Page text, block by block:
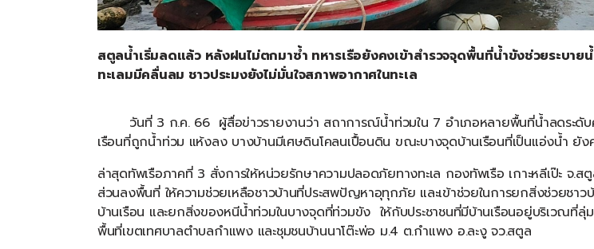
สตูลน้ำเริ่มลดแล้ว หลังฝนไม่ตกมาซ้ำ ทหารเรือยังคงเข้าสำรวจจุดพื้นที่น้ำขังช่วยระบาย
ทะเลมมีคลื่นลม ชาวประมงยังไม่มั่นใจสภาพอากาศในทะเล
วันที่3 ก.ค. 66 ผู้สื่อข่าวรายงานว่า สถาการณ์น้ำท่วมใน 7 อำเภอหลายพื้นที่น้ำลดระดั
เรือนที่ถูกน้ำท่วม แห้งลง บางบ้านมีเศษดินโคลนเปื้อนดิน ขณะบางจุดบ้านเรือนที่เป็นแอ่งน้ำ ยัง
ล่าสุดทัพเรือภาคที่3 สั่งการให้หน่วยรักษาความปลอดภัยทางทะเล กองทัพเรือ เกาะหลีเป๊ะ จ.ส
ส่วนลงพื้นที่ ให้ความช่วยเหลือชาวบ้านที่ประสพปัญหาอุทุกภัย และเข้าช่วยในการยกสิ่งช่วยชาว
บ้านเรือน และยกสิ่งของหนีน้ำท่วมในบางจุดที่ท่วมขัง ให้กับประชาชนที่มีบ้านเรือนอยู่บริเวณที่ลุ่
พื้นที่เขตเทศบาลตำบลกำแพง และชุมชนบ้านนาโต๊ะพ่อ ม.4 ต.กำแพง อ.ละงู จว.สตูล